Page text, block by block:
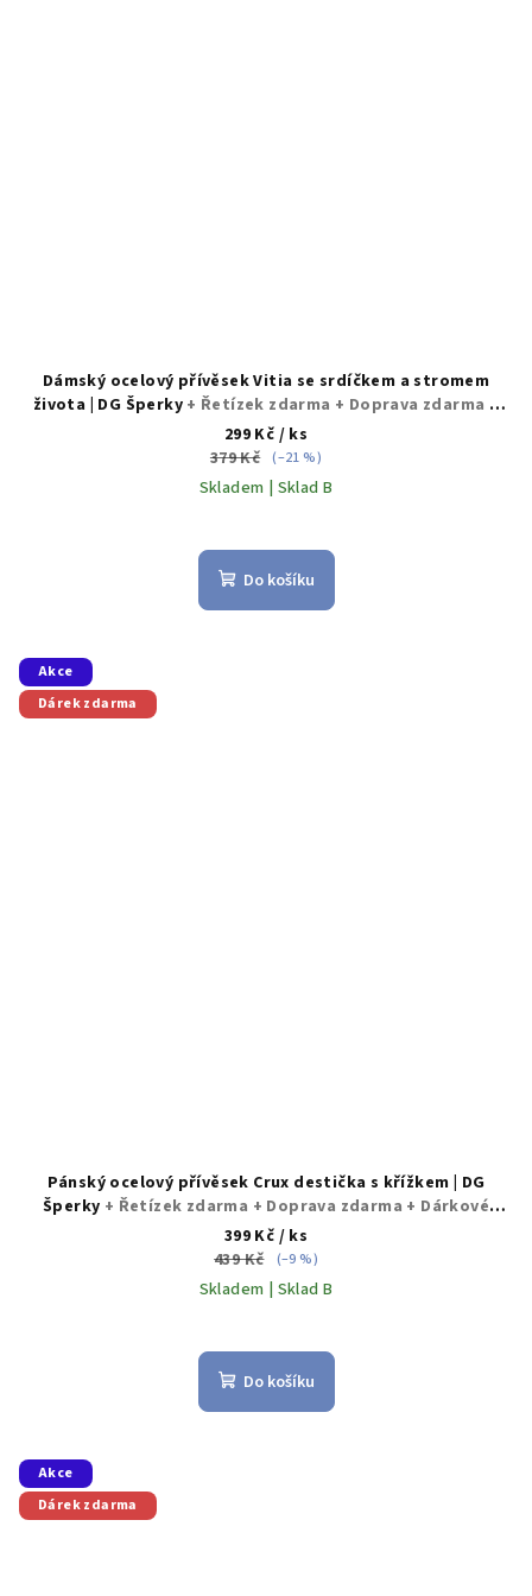
Dámský ocelový přívěsek Vitia se srdíčkem a stromem
života | DG Šperky + Řetízek zdarma + Doprava zdarma +
Dárkové balení zdarma
299 Kč / ks
379 Kč (–21 %)
Skladem | Sklad B
Do košíku
Akce
Dárek zdarma
Pánský ocelový přívěsek Crux destička s křížkem | DG
Šperky + Řetízek zdarma + Doprava zdarma + Dárkové
balení zdarma
399 Kč / ks
439 Kč
(–9 %)
Skladem | Sklad B
Do košíku
Akce
Dárek zdarma